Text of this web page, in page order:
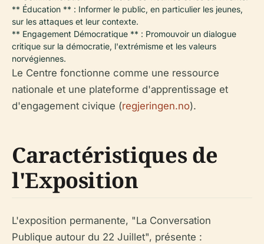
** Éducation ** : Informer le public, en particulier les jeunes,
sur les attaques et leur contexte.
** Engagement Démocratique ** : Promouvoir un dialogue
critique sur la démocratie, l'extrémisme et les valeurs
norvégiennes.
Le Centre fonctionne comme une ressource
nationale et une plateforme d'apprentissage et
d'engagement civique (regjeringen.no).
Caractéristiques de
l'Exposition
L'exposition permanente, "La Conversation
Publique autour du 22 Juillet", présente :